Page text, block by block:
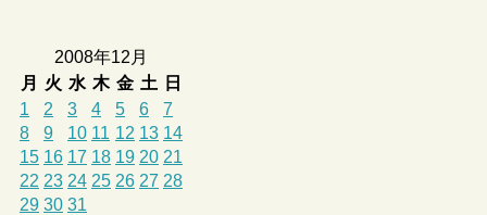
2008年12月
月
火 水 木 金 土
日
1
2 3 4 5 6
7
8
9 10 11 12 13 14
15 16 17 18 19 20 21
22 23 24 25 26 27 28
29 30 31